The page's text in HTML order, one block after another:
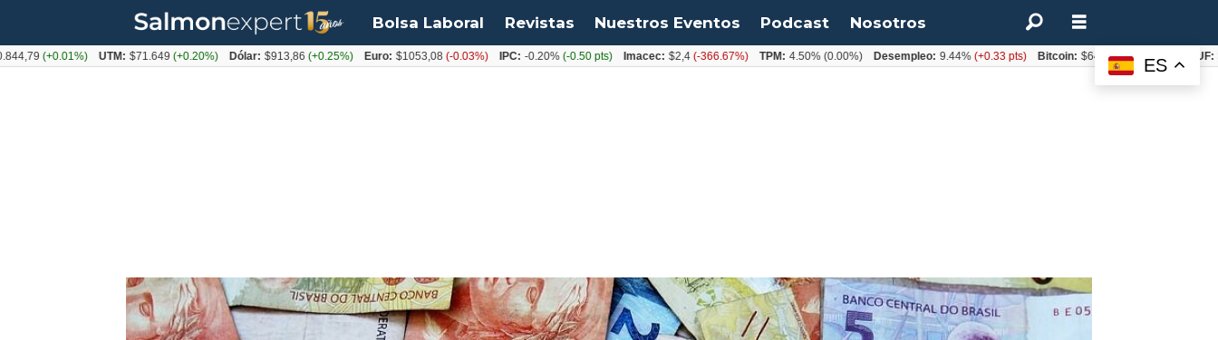
Bolsa Laboral Revistas Nuestros Eventos Podcast Nosotros
ES
(+0.01%) UTM: $71.649(+0.20%) Dólar: $913,86(+0.25%) Euro: $1053,08(-0.03%) IPC: -0.20%(-0.50 pts) Imacec: $2,4(-366.67%) TPM: 4.50% (0.00%) Desempleo: 9.44% (+0.33 pts) Bitcoin: $64.600,08 (+2.93%)